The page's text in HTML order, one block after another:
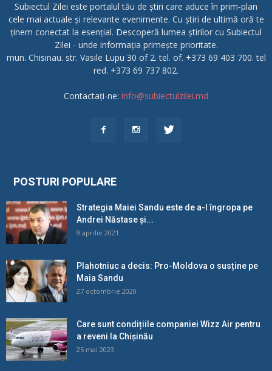
Subiectul Zilei este portalul tău de știri care aduce în prim-plan
cele mai actuale și relevante evenimente. Cu știri de ultimă oră te
ținem conectat la esențial. Descoperă lumea știrilor cu Subiectul
Zilei - unde informația primește prioritate.
mun. Chisinau. str. Vasile Lupu 30 of 2. tel. of. +373 69 403 700. tel
red. +373 69 737 802.
Contactați-ne: info@subiectulzilei.md
POSTURI POPULARE
Strategia Maiei Sandu este de a-l îngropa pe
Andrei Năstase și...
9 aprilie 2021
Plahotniuc a decis: Pro-Moldova o susține pe
Maia Sandu
27 octombrie 2020
Care sunt condițiile companiei Wizz Air pentru
a reveni la Chișinău
25 mai 2023